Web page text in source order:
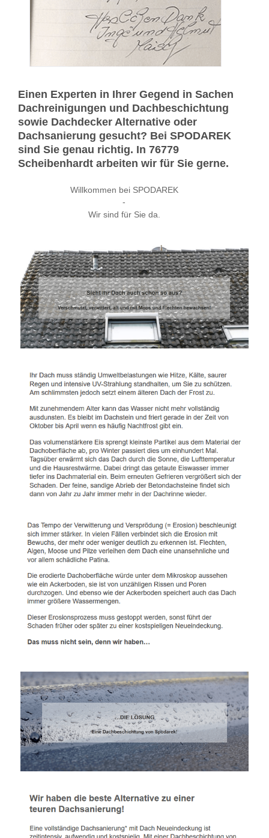
Einen Experten in Ihrer Gegend in Sachen
Dachreinigungen und Dachbeschichtung
sowie Dachdecker Alternative oder
Dachsanierung gesucht? Bei SPODAREK
sind Sie genau richtig. In 76779
Scheibenhardt arbeiten wir für Sie gerne.
Willkommen bei SPODAREK
-
Wir sind für Sie da.